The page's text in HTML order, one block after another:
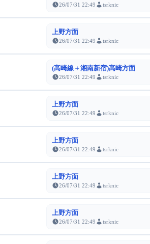
26/07/31 22:49 tsrknic
上野方面
26/07/31 22:49 tsrknic
(高崎線＋湘南新宿)高崎方面
26/07/31 22:49 tsrknic
上野方面
26/07/31 22:49 tsrknic
上野方面
26/07/31 22:49 tsrknic
上野方面
26/07/31 22:49 tsrknic
上野方面
26/07/31 22:49 tsrknic